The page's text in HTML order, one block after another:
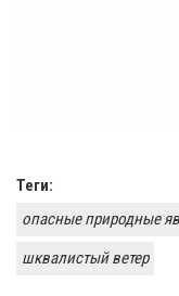
Теги:
опасные природные
шквалистый ветер